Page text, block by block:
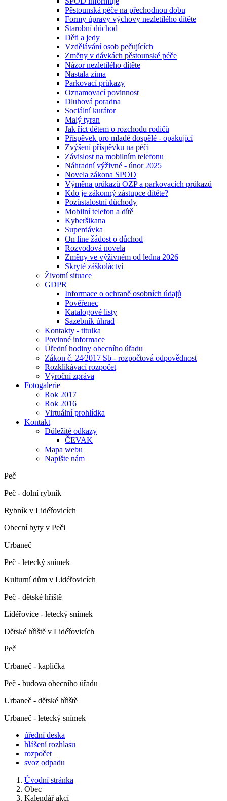
Pěstounská péče na přechodnou dobu
Formy úpravy výchovy nezletilého dítěte
Starobní důchod
Děti a jedy
Vzdělávání osob pečujících
Změny v dávkách pěstounské péče
Názor nezletilého dítěte
Nastala zima
Parkovací průkazy
Oznamovací povinnost
Dluhová poradna
Sociální kurátor
Malý tyran
Jak říct dětem o rozchodu rodičů
Příspěvek pro mladé dospělé - opakující
Zvýšení příspěvku na péči
Závislost na mobilním telefonu
Náhradní výživné - únor 2025
Novela zákona SPOD
Výměna průkazů OZP a parkovacích průkazů
Kdo je zákonný zástupce dítěte?
Pozůstalostní důchody
Mobilní telefon a dítě
Kyberšikana
Superdávka
On line žádost o důchod
Rozvodová novela
Změny ve výživném od ledna 2026
Skryté záškoláctví
Životní situace
GDPR
Informace o ochraně osobních údajů
Pověřenec
Katalogové listy
Sazebník úhrad
Kontakty - titulka
Povinné informace
Úřední hodiny obecního úřadu
Zákon č. 24⁄2017 Sb - rozpočtová odpovědnost
Rozklikávací rozpočet
Výroční zpráva
Fotogalerie
Rok 2017
Rok 2016
Virtuální prohlídka
Kontakt
Důležité odkazy
ČEVAK
Mapa webu
Napište nám
Peč
Peč - dolní rybník
Rybník v Lidéřovicích
Obecní byty v Peči
Urbaneč
Peč - letecký snímek
Kulturní dům v Lidéřovicích
Peč - dětské hřiště
Lidéřovice - letecký snímek
Dětské hřiště v Lidéřovicích
Peč
Urbaneč - kaplička
Peč - budova obecního úřadu
Urbaneč - dětské hřiště
Urbaneč - letecký snímek
úřední deska
hlášení rozhlasu
rozpočet
svoz odpadu
Úvodní stránka
Obec
Kalendář akcí